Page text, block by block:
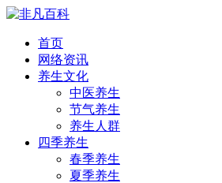
首页
网络资讯
养生文化
中医养生
节气养生
养生人群
四季养生
春季养生
夏季养生